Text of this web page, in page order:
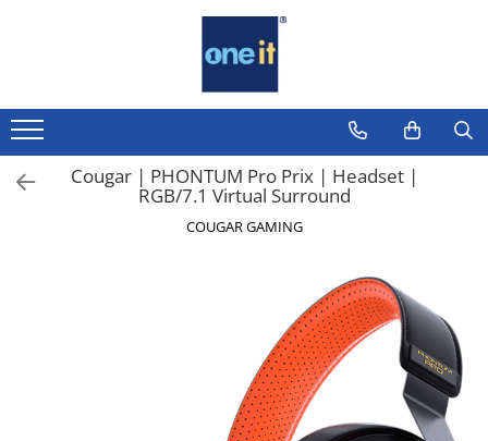
Laptop, Tablete & Telefoane
Laptop / Notebook
Notebook Consumer
Cougar | PHONTUM Pro Prix | Headset |
RGB/7.1 Virtual Surround
COUGAR GAMING